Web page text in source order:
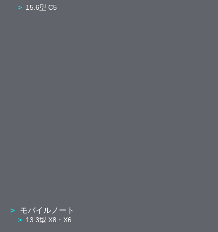
15.6型 C5
モバイルノート
13.3型 X8・X6